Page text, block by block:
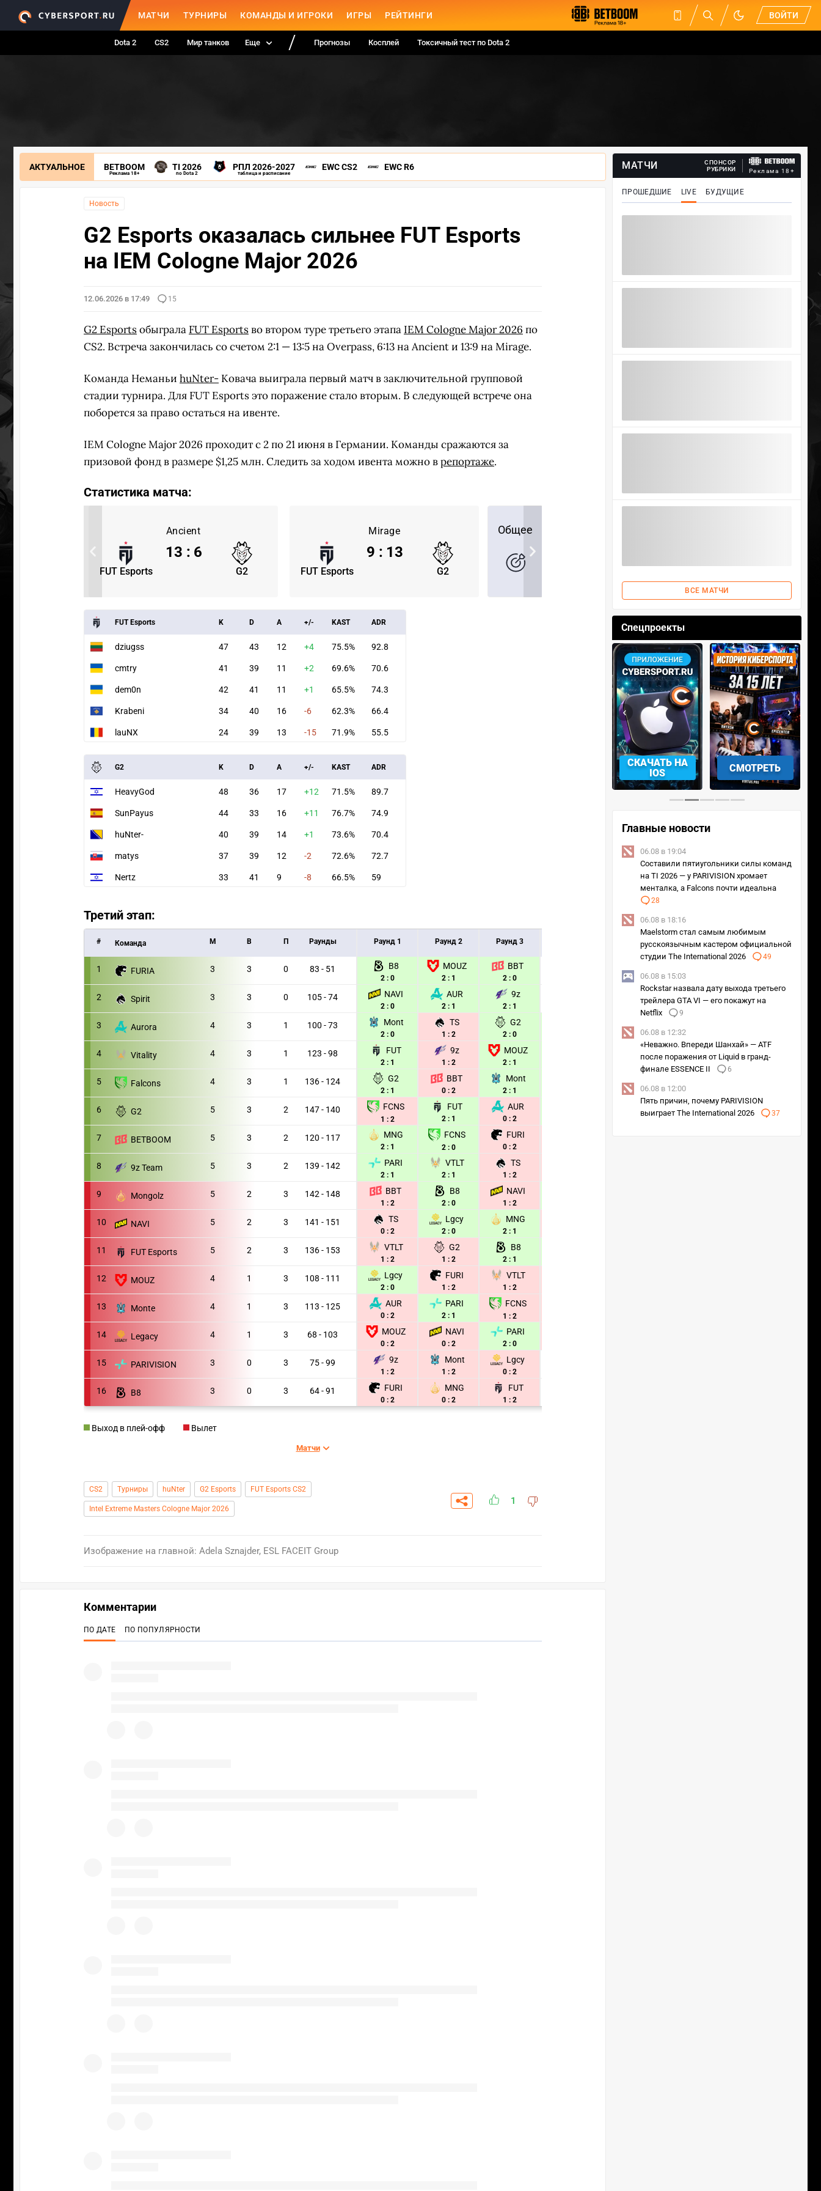
МАТЧИ ТУРНИРЫ КОМАНДЫ И ИГРОКИ ИГРЫ РЕЙТИНГИ ВОЙТИ
Dota 2 CS2 Мир танков Еще Прогнозы Косплей Токсичный тест по Dota 2
АКТУАЛЬНОЕ BETBOOM
Реклама 18+
TI 2026
по Dota 2
РПЛ 2026-2027
таблица и расписание
EWC CS2 EWC R6
Новость
G2 Esports оказалась сильнее FUT Esports
на IEM Cologne Major 2026
12.06.2026 в 17:49 15
G2 Esportsобыграла FUT Esportsво втором туре третьего этапа IEM Cologne Major 2026 по
CS2. Встреча закончилась со счетом 2:1 — 13:5 на Overpass, 6:13 на Ancient и 13:9 на Mirage.
Команда Неманьи huNter- Ковача выиграла первый матч в заключительной групповой
стадии турнира. Для FUT Esports это поражение стало вторым. В следующей встрече она
поборется за право остаться на ивенте.
IEM Cologne Major 2026 проходит с 2 по 21 июня в Германии. Команды сражаются за
призовой фонд в размере $1,25 млн. Следить за ходом ивента можно врепортаже.
Статистика матча:
Ancient
FUT Esports G2
13 : 6
Mirage
FUT Esports G2
9 : 13
Общее
FUT Esports K D A +/- KAST ADR
dziugss 47 43 12 +4 75.5% 92.8
cmtry 41 39 11 +2 69.6% 70.6
dem0n 42 41 11 +1 65.5% 74.3
Krabeni 34 40 16 -6 62.3% 66.4
lauNX 24 39 13 -15 71.9% 55.5
G2 K D A +/- KAST ADR
HeavyGod 48 36 17 +12 71.5% 89.7
SunPayus 44 33 16 +11 76.7% 74.9
huNter- 40 39 14 +1 73.6% 70.4
matys 37 39 12 -2 72.6% 72.7
Nertz 33 41 9 -8 66.5% 59
Третий этап:
# Команда M В П Раунды Раунд 1 Раунд 2 Раунд 3 Раунд 5
1 FURIA 3 3 0 83 - 51 B8
2 : 0
MOUZ
2 : 1
BBT
2 : 0
2 Spirit 3 3 0 105 - 74 NAVI
2 : 0
AUR
2 : 1
9z
2 : 1
3 Aurora 4 3 1 100 - 73 Mont
2 : 0
TS
1 : 2
G2
2 : 0
4 Vitality 4 3 1 123 - 98 FUT
2 : 1
9z
1 : 2
MOUZ
2 : 1
5 Falcons 4 3 1 136 - 124 G2
2 : 1
BBT
0 : 2
Mont
2 : 1
6 G2 5 3 2 147 - 140 FCNS
1 : 2
FUT
2 : 1
AUR
0 : 2
NAVI
7 BETBOOM 5 3 2 120 - 117 MNG
2 : 1
FCNS
2 : 0
FURI
0 : 2
8 9z Team 5 3 2 139 - 142 PARI
2 : 1
VTLT
2 : 1
TS
1 : 2
9 Mongolz 5 2 3 142 - 148 BBT
1 : 2
B8
2 : 0
NAVI
1 : 2
10 NAVI 5 2 3 141 - 151 TS
0 : 2
Lgcy
2 : 0
MNG
2 : 1
11 FUT Esports 5 2 3 136 - 153 VTLT
1 : 2
G2
1 : 2
B8
2 : 1
12 MOUZ 4 1 3 108 - 111 Lgcy
2 : 0
FURI
1 : 2
VTLT
1 : 2
13 Monte 4 1 3 113 - 125 AUR
0 : 2
PARI
2 : 1
FCNS
1 : 2
14 Legacy 4 1 3 68 - 103 MOUZ
0 : 2
NAVI
0 : 2
PARI
2 : 0
15 PARIVISION 3 0 3 75 - 99 9z
1 : 2
Mont
1 : 2
Lgcy
0 : 2
16 B8 3 0 3 64 - 91 FURI
0 : 2
MNG
0 : 2
FUT
1 : 2
Выход в плей-офф Вылет
Матчи
CS2 Турниры huNter G2 Esports FUT Esports CS2
Intel Extreme Masters Cologne Major 2026
1
Изображение на главной: Adela Sznajder, ESL FACEIT Group
МАТЧИ
СПОНСОР
РУБРИКИ
Реклама 18+
ПРОШЕДШИЕ LIVE БУДУЩИЕ
ВСЕ МАТЧИ
Спецпроекты
УЧАСТВОВАТЬ ЗАБРАТЬ СМОТРЕТЬ УЧАСТВОВАТЬ
‹ ›
Главные новости
06.08 в 19:04
Составили пятиугольники силы команд
на TI 2026 — у PARIVISION хромает
менталка, а Falcons почти идеальна
28
06.08 в 18:16
Maelstorm стал самым любимым
русскоязычным кастером официальной
студии The International 2026
49
06.08 в 15:03
Rockstar назвала дату выхода третьего
трейлера GTA VI — его покажут на
Netflix
9
06.08 в 12:32
«Неважно. Впереди Шанхай» — ATF
после поражения от Liquid в гранд-
финале ESSENCE II
6
06.08 в 12:00
Пять причин, почему PARIVISION
выиграет The International 2026
37
Комментарии
ПО ДАТЕ ПО ПОПУЛЯРНОСТИ